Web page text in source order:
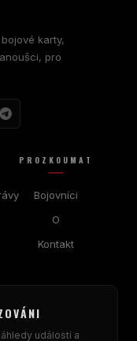
karty,
pro
PROZKOUMAT
Bojovníci
O
Kontakt
událostí a